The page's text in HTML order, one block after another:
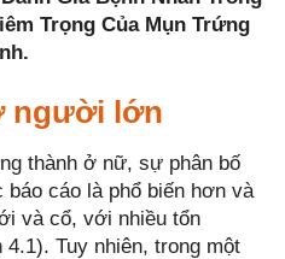
Trọng Của Mụn Trứng
người lớn
thành ở nữ, sự phân bố
cáo là phổ biến hơn và
và cổ, với nhiều tổn
Tuy nhiên, trong một